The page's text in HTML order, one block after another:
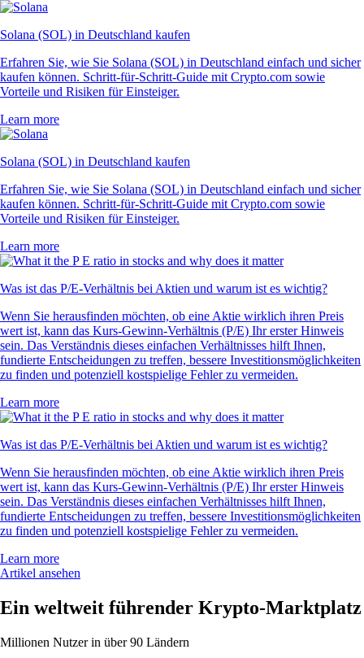
Solana (SOL) in Deutschland kaufen
Erfahren Sie, wie Sie Solana (SOL) in Deutschland einfach und sicher
kaufen können. Schritt-für-Schritt-Guide mit Crypto.com sowie
Vorteile und Risiken für Einsteiger.
Learn more
Solana (SOL) in Deutschland kaufen
Erfahren Sie, wie Sie Solana (SOL) in Deutschland einfach und sicher
kaufen können. Schritt-für-Schritt-Guide mit Crypto.com sowie
Vorteile und Risiken für Einsteiger.
Learn more
Was ist das P/E-Verhältnis bei Aktien und warum ist es wichtig?
Wenn Sie herausfinden möchten, ob eine Aktie wirklich ihren Preis
wert ist, kann das Kurs-Gewinn-Verhältnis (P/E) Ihr erster Hinweis
sein. Das Verständnis dieses einfachen Verhältnisses hilft Ihnen,
fundierte Entscheidungen zu treffen, bessere Investitionsmöglichkeiten
zu finden und potenziell kostspielige Fehler zu vermeiden.
Learn more
Was ist das P/E-Verhältnis bei Aktien und warum ist es wichtig?
Wenn Sie herausfinden möchten, ob eine Aktie wirklich ihren Preis
wert ist, kann das Kurs-Gewinn-Verhältnis (P/E) Ihr erster Hinweis
sein. Das Verständnis dieses einfachen Verhältnisses hilft Ihnen,
fundierte Entscheidungen zu treffen, bessere Investitionsmöglichkeiten
zu finden und potenziell kostspielige Fehler zu vermeiden.
Learn more
Artikel ansehen
Ein weltweit führender Krypto-Marktplatz
Millionen Nutzer in über 90 Ländern